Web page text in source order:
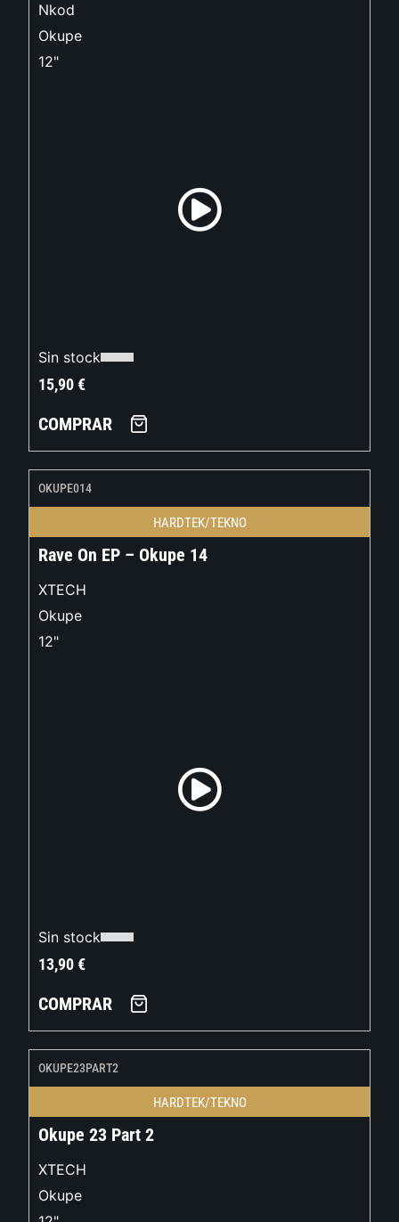
Nkod
Okupe
12"
Sin stock
15,90€
COMPRAR
OKUPE014
HARDTEK/TEKNO
Rave On EP – Okupe 14
XTECH
Okupe
12"
Sin stock
13,90€
COMPRAR
OKUPE23PART2
HARDTEK/TEKNO
Okupe 23 Part 2
XTECH
Okupe